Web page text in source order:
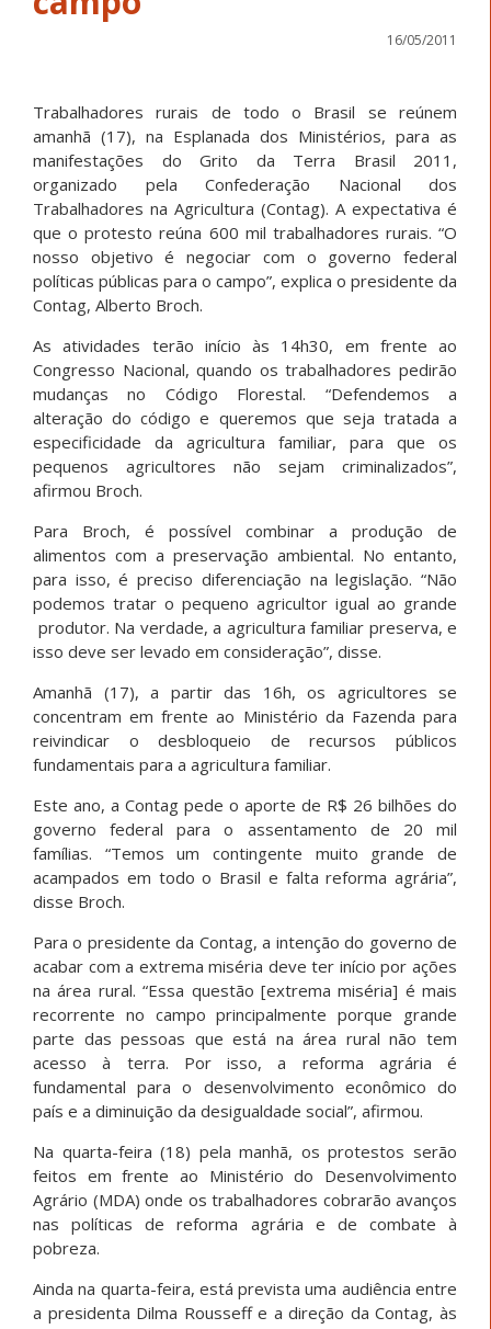
16/05/2011
Trabalhadores rurais de todo o Brasil se reúnem
amanhã (17), na Esplanada dos Ministérios, para as
manifestações do Grito da Terra Brasil 2011,
organizado pela Confederação Nacional dos
Trabalhadores na Agricultura (Contag). A expectativa é
que o protesto reúna 600 mil trabalhadores rurais. “O
nosso objetivo é negociar com o governo federal
políticas públicas para o campo”, explica o presidente da
Contag, Alberto Broch.
As atividades terão início às 14h30, em frente ao
Congresso Nacional, quando os trabalhadores pedirão
mudanças no Código Florestal. “Defendemos a
alteração do código e queremos que seja tratada a
especificidade da agricultura familiar, para que os
pequenos agricultores não sejam criminalizados”,
afirmou Broch.
Para Broch, é possível combinar a produção de
alimentos com a preservação ambiental. No entanto,
para isso, é preciso diferenciação na legislação. “Não
podemos tratar o pequeno agricultor igual ao grande
produtor. Na verdade, a agricultura familiar preserva, e
isso deve ser levado em consideração”, disse.
Amanhã (17), a partir das 16h, os agricultores se
concentram em frente ao Ministério da Fazenda para
reivindicar o desbloqueio de recursos públicos
fundamentais para a agricultura familiar.
Este ano, a Contag pede o aporte de R$ 26 bilhões do
governo federal para o assentamento de 20 mil
famílias. “Temos um contingente muito grande de
acampados em todo o Brasil e falta reforma agrária”,
disse Broch.
Para o presidente da Contag, a intenção do governo de
acabar com a extrema miséria deve ter início por ações
na área rural. “Essa questão [extrema miséria] é mais
recorrente no campo principalmente porque grande
parte das pessoas que está na área rural não tem
acesso à terra. Por isso, a reforma agrária é
fundamental para o desenvolvimento econômico do
país e a diminuição da desigualdade social”, afirmou.
Na quarta-feira (18) pela manhã, os protestos serão
feitos em frente ao Ministério do Desenvolvimento
Agrário (MDA) onde os trabalhadores cobrarão avanços
nas políticas de reforma agrária e de combate à
pobreza.
Ainda na quarta-feira, está prevista uma audiência entre
a presidenta Dilma Rousseff e a direção da Contag, às